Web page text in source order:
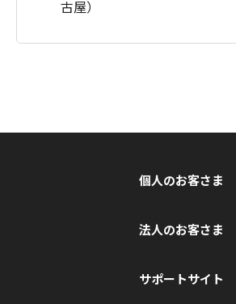
古屋）
個人のお客さま
法人のお客さま
サポートサイト